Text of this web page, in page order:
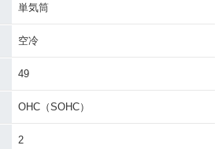
V50・追加
単気筒
空冷
49
OHC（SOHC）
2